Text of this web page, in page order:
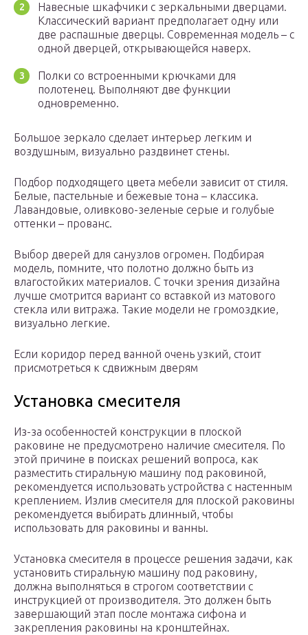
Навесные шкафчики с зеркальными дверцами.
Классический вариант предполагает одну или
две распашные дверцы. Современная модель – с
одной дверцей, открывающейся наверх.
Полки со встроенными крючками для
полотенец. Выполняют две функции
одновременно.
Большое зеркало сделает интерьер легким и
воздушным, визуально раздвинет стены.
Подбор подходящего цвета мебели зависит от стиля.
Белые, пастельные и бежевые тона – классика.
Лавандовые, оливково-зеленые серые и голубые
оттенки – прованс.
Выбор дверей для санузлов огромен. Подбирая
модель, помните, что полотно должно быть из
влагостойких материалов. С точки зрения дизайна
лучше смотрится вариант со вставкой из матового
стекла или витража. Такие модели не громоздкие,
визуально легкие.
Если коридор перед ванной очень узкий, стоит
присмотреться к сдвижным дверям
Установка смесителя
Из-за особенностей конструкции в плоской
раковине не предусмотрено наличие смесителя. По
этой причине в поисках решений вопроса, как
разместить стиральную машину под раковиной,
рекомендуется использовать устройства с настенным
креплением. Излив смесителя для плоской раковины
рекомендуется выбирать длинный, чтобы
использовать для раковины и ванны.
Установка смесителя в процессе решения задачи, как
установить стиральную машину под раковину,
должна выполняться в строгом соответствии с
инструкцией от производителя. Это должен быть
завершающий этап после монтажа сифона и
закрепления раковины на кронштейнах.